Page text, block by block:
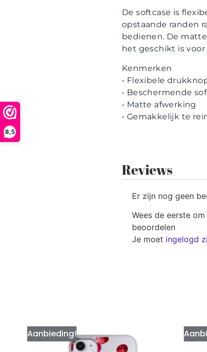
8,5
De softcase is
opstaande randen
bedienen. De
het geschikt is
Kenmerken
• Flexibele
• Beschermende
• Matte afwerking
• Gemakkelijk te
Reviews
Er zijn nog geen
Wees de eerste
beoordelen
Je moet ingelogd
Aanbieding!